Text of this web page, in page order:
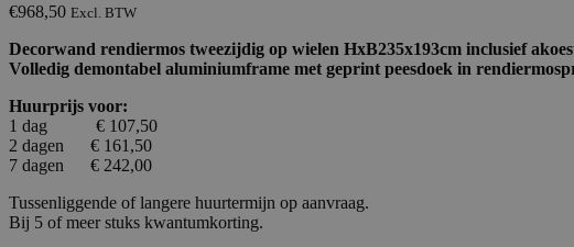
€968,50 Excl. BTW
Decorwand rendiermos tweezijdig op wielen HxB235x193cm inclusief
Volledig demontabel aluminiumframe met geprint peesdoek in
Huurprijs voor:
1 dag € 107,50
2 dagen € 161,50
7 dagen € 242,00
Tussenliggende of langere huurtermijn op aanvraag.
Bij 5 of meer stuks kwantumkorting.